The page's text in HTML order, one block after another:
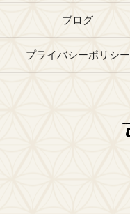
ブログ
プライバシーポリシー